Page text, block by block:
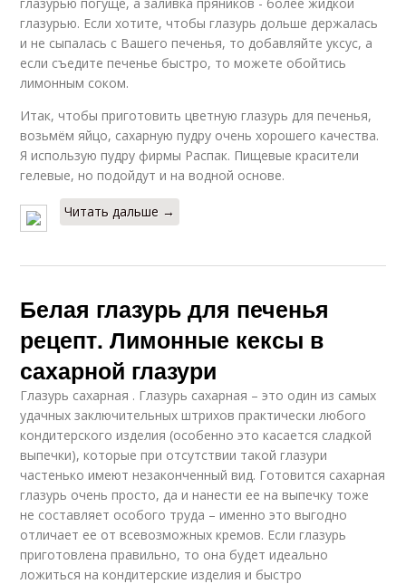
глазурью. Если хотите, чтобы глазурь дольше держалась
и не сыпалась с Вашего печенья, то добавляйте уксус, а
если съедите печенье быстро, то можете обойтись
лимонным соком.
Итак, чтобы приготовить цветную глазурь для печенья,
возьмём яйцо, сахарную пудру очень хорошего качества.
Я использую пудру фирмы Распак. Пищевые красители
гелевые, но подойдут и на водной основе.
Читать дальше →
Белая глазурь для печенья
рецепт. Лимонные кексы в
сахарной глазури
Глазурь сахарная . Глазурь сахарная – это один из самых
удачных заключительных штрихов практически любого
кондитерского изделия (особенно это касается сладкой
выпечки), которые при отсутствии такой глазури
частенько имеют незаконченный вид. Готовится сахарная
глазурь очень просто, да и нанести ее на выпечку тоже
не составляет особого труда – именно это выгодно
отличает ее от всевозможных кремов. Если глазурь
приготовлена правильно, то она будет идеально
ложиться на кондитерские изделия и быстро